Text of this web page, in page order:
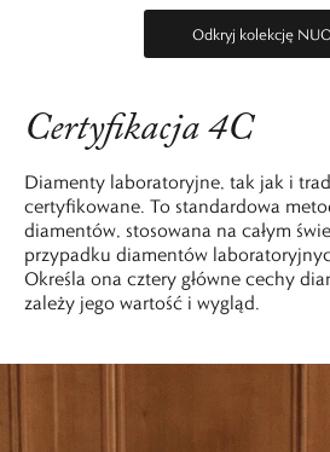
Odkryj kolekcję
Certyfikacja 4C
Diamenty laboratoryjne, tak jak i
certyfikowane. To standardowa
diamentów, stosowana na całym
przypadku diamentów
Określa ona cztery główne cechy
zależy jego wartość i wygląd.